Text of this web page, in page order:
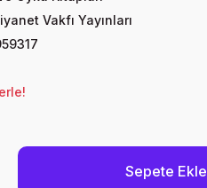
Vakfı Yayınları
Sepete Ekle